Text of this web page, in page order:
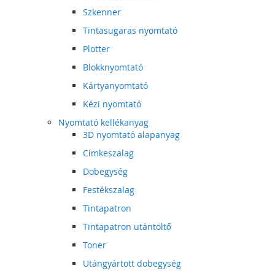
Szkenner
Tintasugaras nyomtató
Plotter
Blokknyomtató
Kártyanyomtató
Kézi nyomtató
Nyomtató kellékanyag
3D nyomtató alapanyag
Címkeszalag
Dobegység
Festékszalag
Tintapatron
Tintapatron utántöltő
Toner
Utángyártott dobegység